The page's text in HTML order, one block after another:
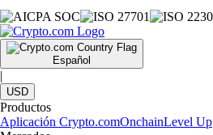
Español
|
USD
Productos
Aplicación Crypto.comOnchainLevel Up